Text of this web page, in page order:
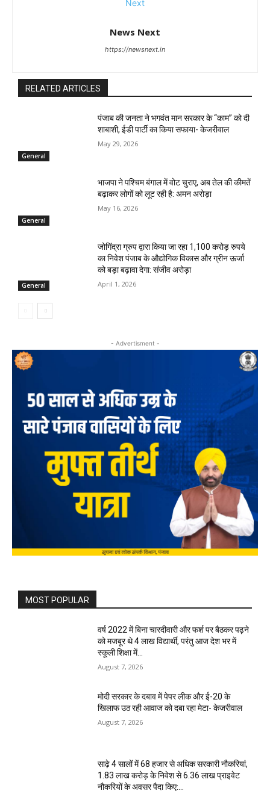
News Next
https://newsnext.in
RELATED ARTICLES
General
पंजाब की जनता ने भगवंत मान सरकार के ‘‘काम’’ को दी
शाबाशी, ईडी पार्टी का किया सफाया- केजरीवाल
May 29, 2026
General
भाजपा ने पश्चिम बंगाल में वोट चुराए, अब तेल की कीमतें
बढ़ाकर लोगों को लूट रही है: अमन अरोड़ा
May 16, 2026
General
जोगिंद्रा ग्रुप द्वारा किया जा रहा 1,100 करोड़ रुपये
का निवेश पंजाब के औद्योगिक विकास और ग्रीन ऊर्जा
को बड़ा बढ़ावा देगा: संजीव अरोड़ा
April 1, 2026
- Advertisment -
MOST POPULAR
वर्ष 2022 में बिना चारदीवारी और फर्श पर बैठकर पढ़ने
को मजबूर थे 4 लाख विद्यार्थी, परंतु आज देश भर में
स्कूली शिक्षा में...
August 7, 2026
मोदी सरकार के दबाव में पेपर लीक और ई-20 के
खिलाफ उठ रही आवाज को दबा रहा मेटा- केजरीवाल
August 7, 2026
साढ़े 4 सालों में 68 हजार से अधिक सरकारी नौकरियां,
1.83 लाख करोड़ के निवेश से 6.36 लाख प्राइवेट
नौकरियों के अवसर पैदा किए:...